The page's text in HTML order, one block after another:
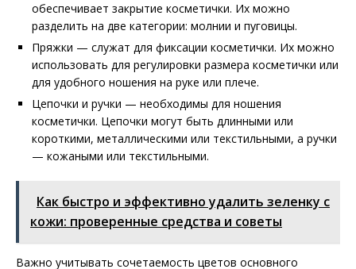
обеспечивает закрытие косметички. Их можно
разделить на две категории: молнии и пуговицы.
Пряжки — служат для фиксации косметички. Их можно
использовать для регулировки размера косметички или
для удобного ношения на руке или плече.
Цепочки и ручки — необходимы для ношения
косметички. Цепочки могут быть длинными или
короткими, металлическими или текстильными, а ручки
— кожаными или текстильными.
Как быстро и эффективно удалить зеленку с
кожи: проверенные средства и советы
Важно учитывать сочетаемость цветов основного